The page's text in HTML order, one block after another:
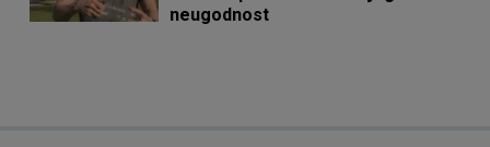
neugodnost